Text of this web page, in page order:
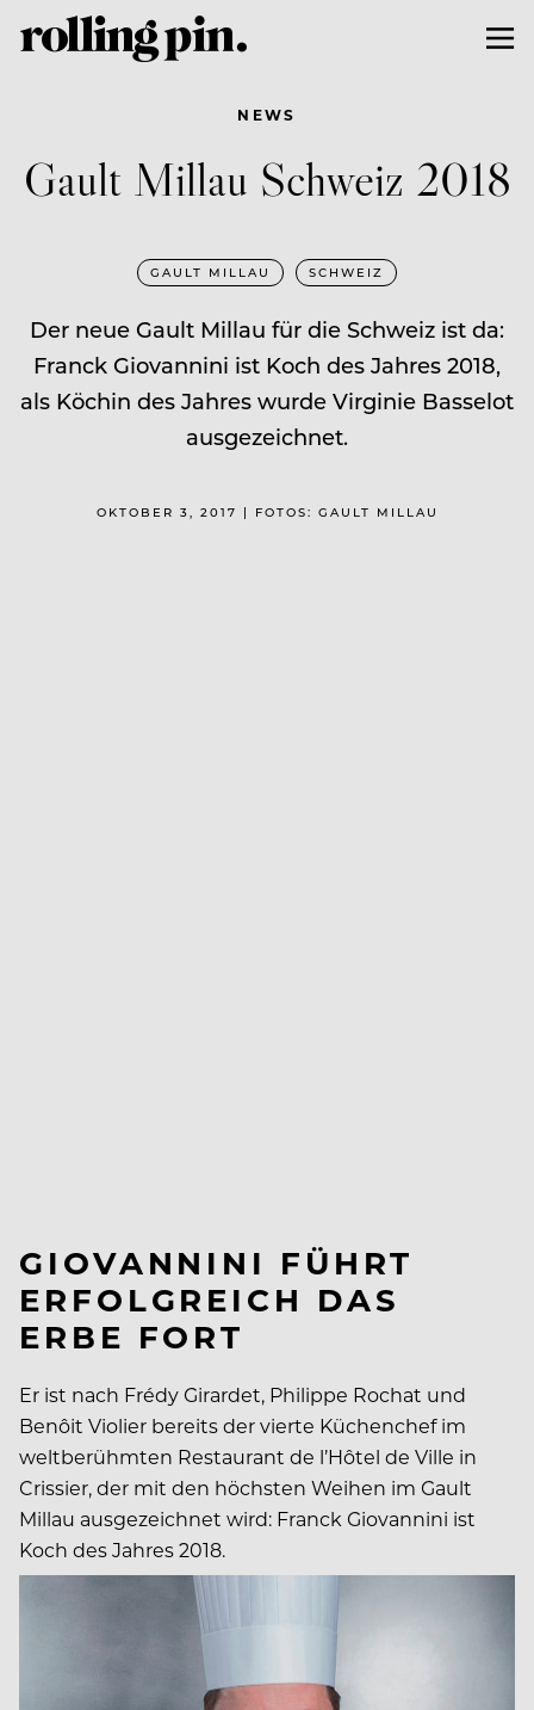
NEWS
Gault Millau Schweiz 2018
GAULT MILLAU SCHWEIZ
Der neue Gault Millau für die Schweiz ist da:
Franck Giovannini ist Koch des Jahres 2018,
als Köchin des Jahres wurde Virginie Basselot
ausgezeichnet.
OKTOBER 3, 2017 | FOTOS: GAULT MILLAU
GIOVANNINI FÜHRT
ERFOLGREICH DAS
ERBE FORT
Er ist nach Frédy Girardet, Philippe Rochat und
Benôit Violier bereits der vierte Küchenchef im
weltberühmten Restaurant de l’Hôtel de Ville in
Crissier, der mit den höchsten Weihen im Gault
Millau ausgezeichnet wird: Franck Giovannini ist
Koch des Jahres 2018.